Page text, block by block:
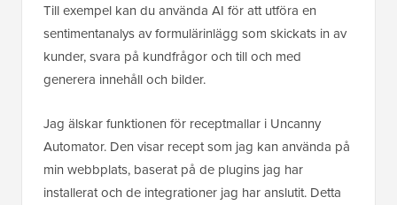
Till exempel kan du använda AI för att utföra en
sentimentanalys av formulärinlägg som skickats in av
kunder, svara på kundfrågor och till och med
generera innehåll och bilder.
Jag älskar funktionen för receptmallar i Uncanny
Automator. Den visar recept som jag kan använda på
min webbplats, baserat på de plugins jag har
installerat och de integrationer jag har anslutit. Detta